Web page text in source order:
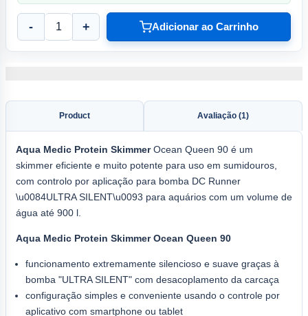
- + Adicionar ao Carrinho
Product Avaliação (1)
Aqua Medic Protein SkimmerOcean Queen 90 é um
skimmer eficiente e muito potente para uso em sumidouros,
com controlo por aplicação para bomba DC Runner
\u0084ULTRA SILENT\u0093 para aquários com um volume de
água até 900 l.
Aqua Medic Protein Skimmer Ocean Queen 90
funcionamento extremamente silencioso e suave graças à
bomba "ULTRA SILENT" com desacoplamento da carcaça
configuração simples e conveniente usando o controle por
aplicativo com smartphone ou tablet